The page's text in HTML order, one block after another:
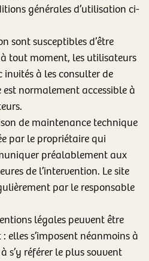
générales d’utilisation ci-
sont susceptibles d’être
tout moment, les utilisateurs
à les consulter de
est normalement accessible à
de maintenance technique
par le propriétaire qui
préalablement aux
de l’intervention. Le site
par le responsable
légales peuvent être
elles s’imposent néanmoins à
s’y référer le plus souvent